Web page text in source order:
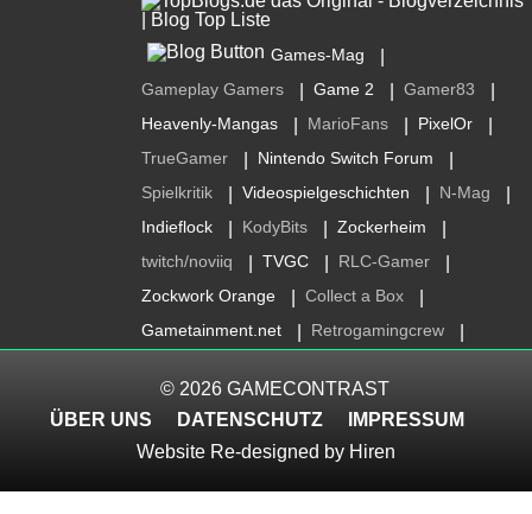
Games-Mag
Gameplay Gamers Game 2 Gamer83
Heavenly-Mangas MarioFans PixelOr
TrueGamer Nintendo Switch Forum
Spielkritik Videospielgeschichten N-Mag
Indieflock KodyBits Zockerheim
twitch/noviiq TVGC RLC-Gamer
Zockwork Orange Collect a Box
Gametainment.net Retrogamingcrew
© 2026 GAMECONTRAST
ÜBER UNS
DATENSCHUTZ
IMPRESSUM
Website Re-designed by Hiren